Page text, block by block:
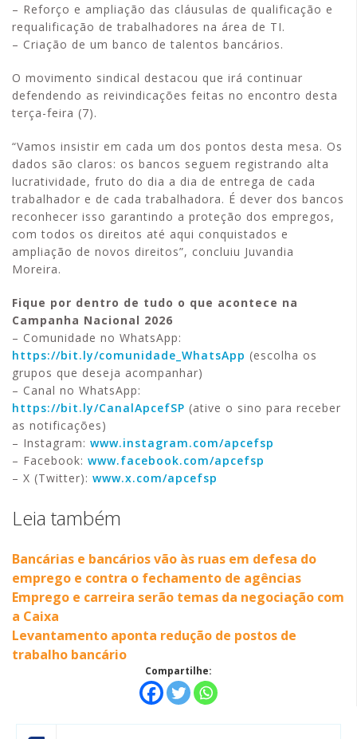
– Reforço e ampliação das cláusulas de qualificação e
requalificação de trabalhadores na área de TI.
– Criação de um banco de talentos bancários.
O movimento sindical destacou que irá continuar
defendendo as reivindicações feitas no encontro desta
terça-feira (7).
“Vamos insistir em cada um dos pontos desta mesa. Os
dados são claros: os bancos seguem registrando alta
lucratividade, fruto do dia a dia de entrega de cada
trabalhador e de cada trabalhadora. É dever dos bancos
reconhecer isso garantindo a proteção dos empregos,
com todos os direitos até aqui conquistados e
ampliação de novos direitos”, concluiu Juvandia
Moreira.
Fique por dentro de tudo o que acontece na
Campanha Nacional 2026
– Comunidade no WhatsApp:
https://bit.ly/comunidade_WhatsApp (escolha os
grupos que deseja acompanhar)
– Canal no WhatsApp:
https://bit.ly/CanalApcefSP (ative o sino para receber
as notificações)
– Instagram: www.instagram.com/apcefsp
– Facebook: www.facebook.com/apcefsp
– X (Twitter): www.x.com/apcefsp
Leia também
Bancárias e bancários vão às ruas em defesa do
emprego e contra o fechamento de agências
Emprego e carreira serão temas da negociação com
a Caixa
Levantamento aponta redução de postos de
trabalho bancário
Compartilhe: